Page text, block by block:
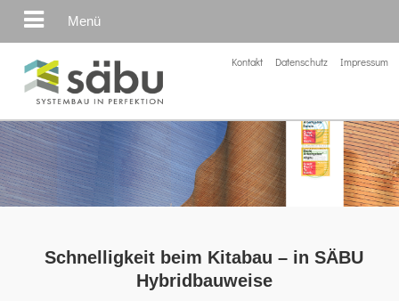
Kontakt Datenschutz Impressum
Schnelligkeit beim Kitabau – in SÄBU
Hybridbauweise
Menü